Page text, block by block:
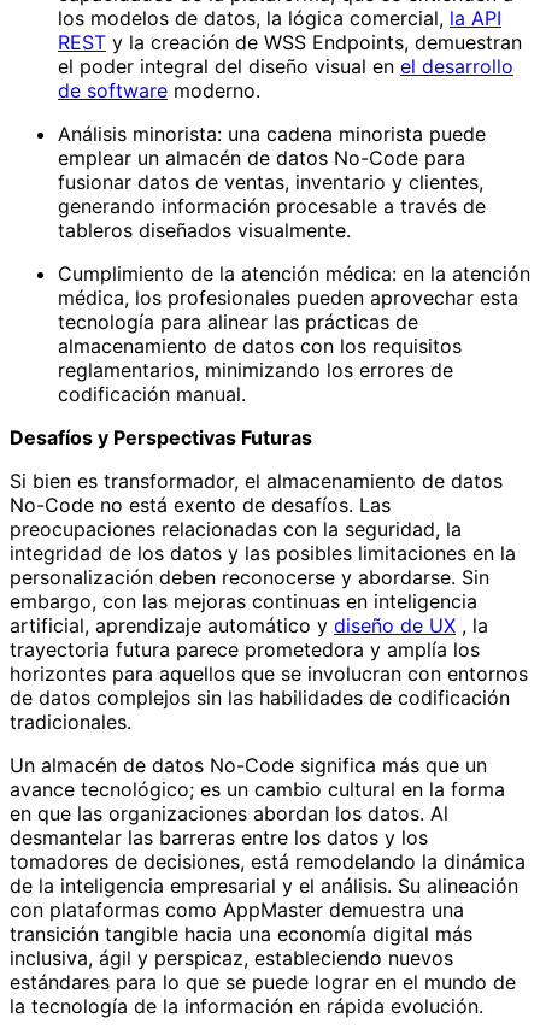
los modelos de datos, la lógica comercial, la API
REST y la creación de WSS Endpoints, demuestran
el poder integral del diseño visual en el desarrollo
de software moderno.
Análisis minorista: una cadena minorista puede
emplear un almacén de datos No-Code para
fusionar datos de ventas, inventario y clientes,
generando información procesable a través de
tableros diseñados visualmente.
Cumplimiento de la atención médica: en la atención
médica, los profesionales pueden aprovechar esta
tecnología para alinear las prácticas de
almacenamiento de datos con los requisitos
reglamentarios, minimizando los errores de
codificación manual.
Desafíos y Perspectivas Futuras
Si bien es transformador, el almacenamiento de datos
No-Code no está exento de desafíos. Las
preocupaciones relacionadas con la seguridad, la
integridad de los datos y las posibles limitaciones en la
personalización deben reconocerse y abordarse. Sin
embargo, con las mejoras continuas en inteligencia
artificial, aprendizaje automático y diseño de UX , la
trayectoria futura parece prometedora y amplía los
horizontes para aquellos que se involucran con entornos
de datos complejos sin las habilidades de codificación
tradicionales.
Un almacén de datos No-Code significa más que un
avance tecnológico; es un cambio cultural en la forma
en que las organizaciones abordan los datos. Al
desmantelar las barreras entre los datos y los
tomadores de decisiones, está remodelando la dinámica
de la inteligencia empresarial y el análisis. Su alineación
con plataformas como AppMaster demuestra una
transición tangible hacia una economía digital más
inclusiva, ágil y perspicaz, estableciendo nuevos
estándares para lo que se puede lograr en el mundo de
la tecnología de la información en rápida evolución.